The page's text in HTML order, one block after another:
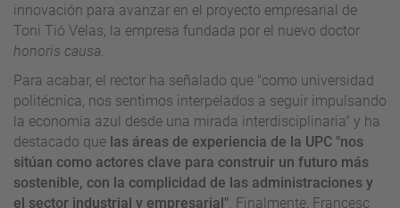
innovación para avanzar en el proyecto empresarial de
Toni Tió Velas, la empresa fundada por el nuevo doctor
honoris causa
Para acabar, el rector ha señalado que "como universidad
politécnica, nos sentimos interpelados a seguir impulsando
la economía azul desde una mirada interdisciplinaria" y ha
destacado que las áreas de experiencia de la UPC "nos
sitúan como actores clave para construir un futuro más
sostenible, con la complicidad de las administraciones y
el sector industrial y empresarial" . Finalmente, Francesc